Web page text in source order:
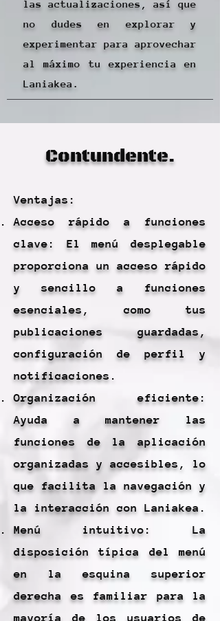
las actualizaciones, así que
no dudes en explorar y
experimentar para aprovechar
al máximo tu experiencia en
Laniakea.
Contundente.
Ventajas:
Acceso rápido a funciones
clave: El menú desplegable
proporciona un acceso rápido
y sencillo a funciones
esenciales, como tus
publicaciones guardadas,
configuración de perfil y
notificaciones.
Organización eficiente:
Ayuda a mantener las
funciones de la aplicación
organizadas y accesibles, lo
que facilita la navegación y
la interacción con Laniakea.
Menú intuitivo: La
disposición típica del menú
en la esquina superior
derecha es familiar para la
mayoría de los usuarios de